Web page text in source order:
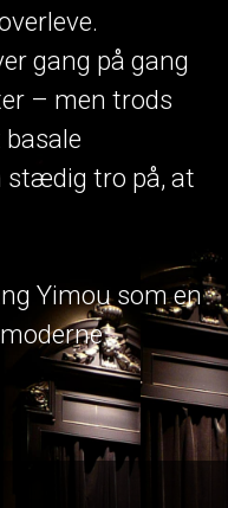
gang på gang
– men trods
stædig tro på, at
Yimou som en